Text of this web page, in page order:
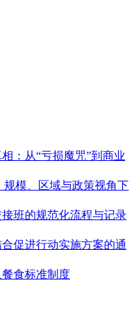
：从“亏损魔咒”到商业
模、区域与政策视角下
班的规范化流程与记录
促进行动实施方案的通
食标准制度